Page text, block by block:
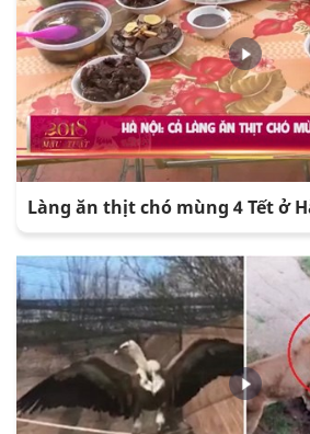
Làng ăn thịt chó mùng 4 Tết ở